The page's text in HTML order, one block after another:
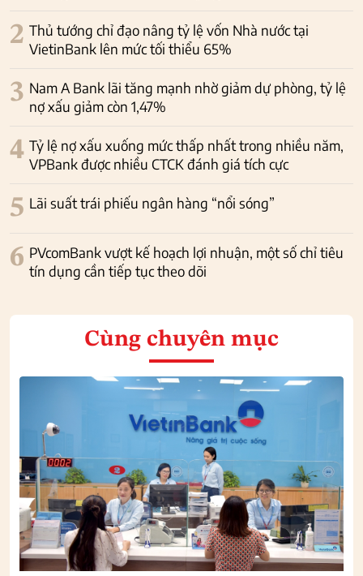
2 Thủ tướng chỉ đạo nâng tỷ lệ vốn Nhà nước tại
VietinBank lên mức tối thiểu 65%
3 Nam A Bank lãi tăng mạnh nhờ giảm dự phòng, tỷ lệ
nợ xấu giảm còn 1,47%
4 Tỷ lệ nợ xấu xuống mức thấp nhất trong nhiều năm,
VPBank được nhiều CTCK đánh giá tích cực
5 Lãi suất trái phiếu ngân hàng “nổi sóng”
6 PVcomBank vượt kế hoạch lợi nhuận, một số chỉ tiêu
tín dụng cần tiếp tục theo dõi
Cùng chuyên mục